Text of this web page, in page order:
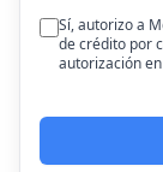
Sí, autorizo a
de crédito por
autorización